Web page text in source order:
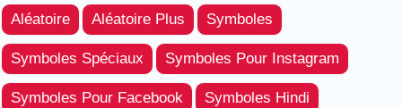
Aléatoire Aléatoire Plus Symboles
Symboles Spéciaux Symboles Pour Instagram
Symboles Pour Facebook Symboles Hindi